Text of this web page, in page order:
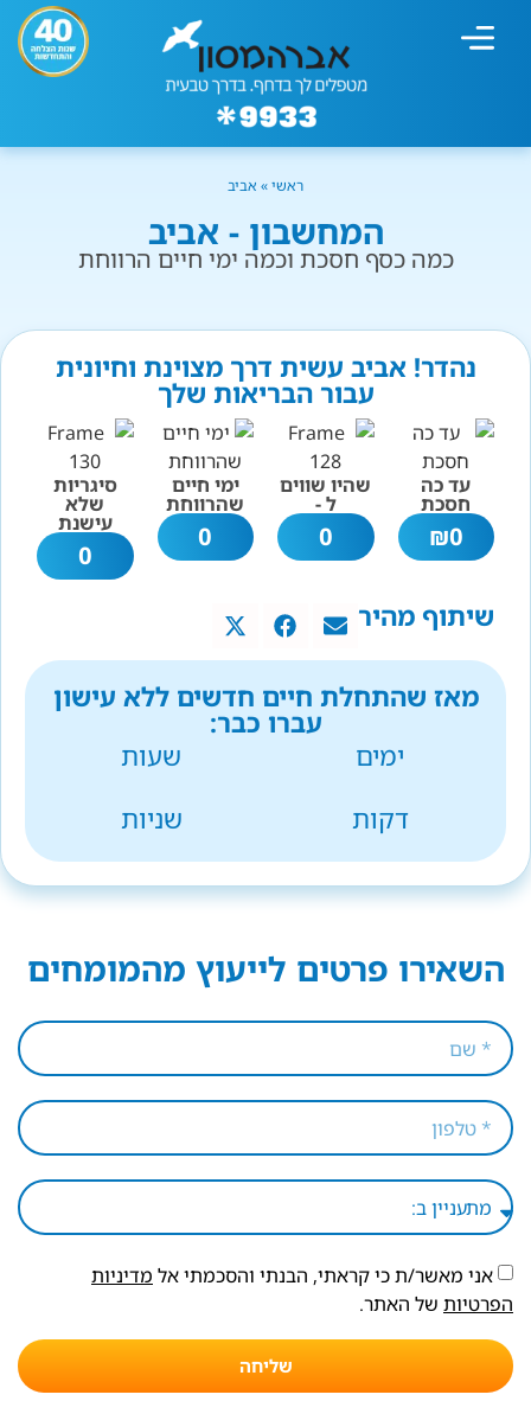
ראשי» אביב
המחשבון - אביב
כמה כסף חסכת וכמה ימי חיים הרווחת
נהדר! אביב עשית דרך מצוינת וחיונית
עבור הבריאות שלך
עד כה
חסכת
0
₪
שהיו שווים
ל -
0
ימי חיים
שהרווחת
0
סיגריות
שלא
עישנת
0
שיתוף מהיר
מאז שהתחלת חיים חדשים ללא עישון
עברו כבר:
ימים
שעות
דקות
שניות
השאירו פרטים לייעוץ מהמומחים
אני מאשר/ת כי קראתי, הבנתי והסכמתי אל מדיניות
הפרטיות של האתר.
שליחה